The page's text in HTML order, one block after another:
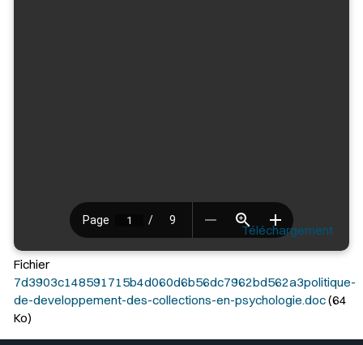
Téléchargement
Fichier
7d3903c148591715b4d060d6b56dc7962bd562a3politique-
de-developpement-des-collections-en-psychologie.doc(64
Ko)